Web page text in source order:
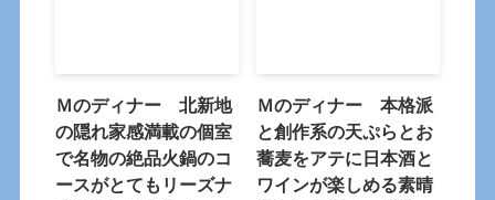
Ｍのディナー 北新地
の隠れ家感満載の個室
で名物の絶品火鍋のコ
ースがとてもリーズナ
Ｍのディナー 本格派
と創作系の天ぷらとお
蕎麦をアテに日本酒と
ワインが楽しめる素晴